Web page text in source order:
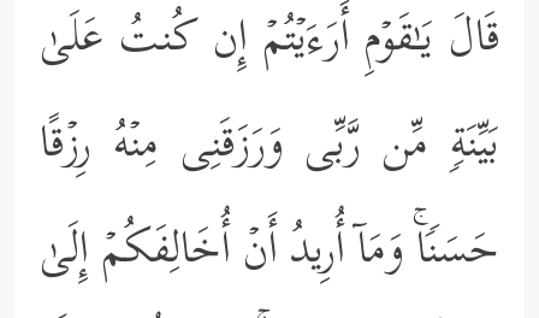
قَالَ یَـٰقَوۡمِ أَرَءَیۡتُمۡ إِن كُنتُ عَلَىٰ
بَیِّنَةࣲ مِّن رَّبِّی وَرَزَقَنِی مِنۡهُ رِزۡقًا
حَسَنࣰاۚ وَمَاۤ أُرِیدُ أَنۡ أُخَالِفَكُمۡ إِلَىٰ